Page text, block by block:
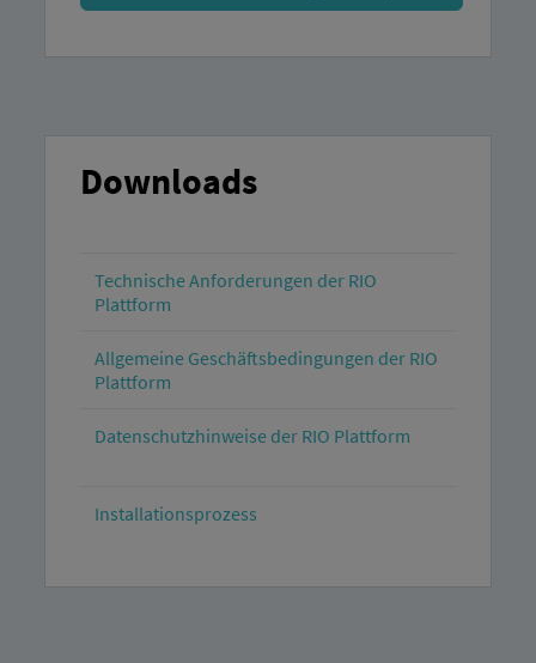
Downloads
Technische Anforderungen der RIO
Plattform
Allgemeine Geschäftsbedingungen der RIO
Plattform
Datenschutzhinweise der RIO Plattform
Installationsprozess